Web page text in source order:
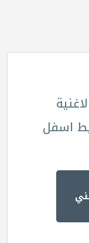
اسفل